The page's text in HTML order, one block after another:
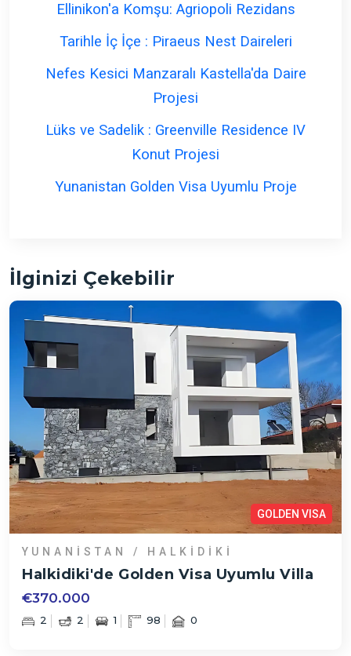
Ellinikon'a Komşu: Agriopoli Rezidans
Tarihle İç İçe : Piraeus Nest Daireleri
Nefes Kesici Manzaralı Kastella'da Daire
Projesi
Lüks ve Sadelik : Greenville Residence IV
Konut Projesi
Yunanistan Golden Visa Uyumlu Proje
İlginizi Çekebilir
GOLDEN VISA
YUNANISTAN / HALKIDIKI
Halkidiki'de Golden Visa Uyumlu Villa
€370.000
2 2 1 98 0